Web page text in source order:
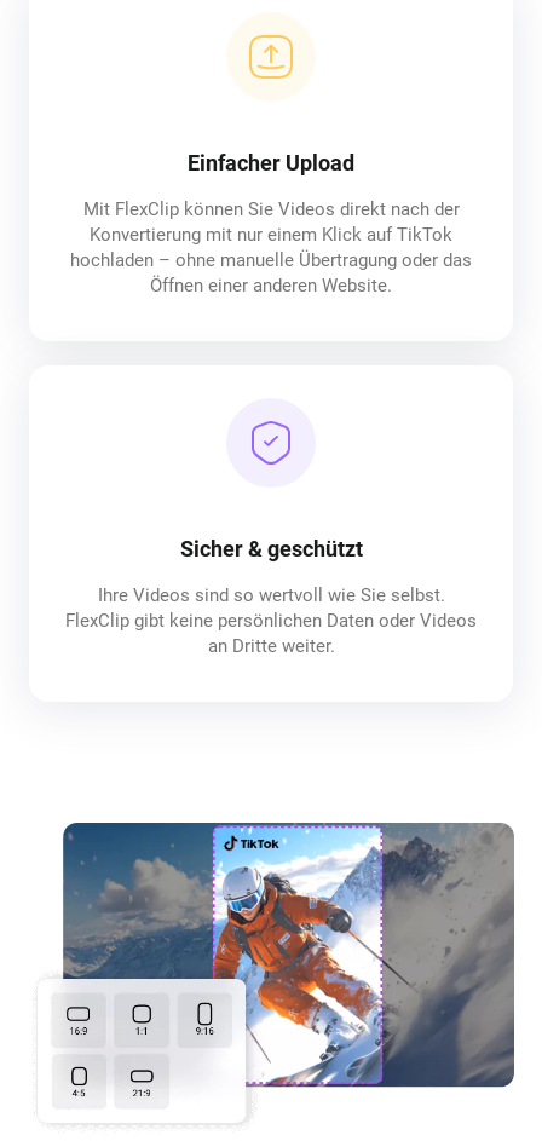
Einfacher Upload
Mit FlexClip können Sie Videos direkt nach der
Konvertierung mit nur einem Klick auf TikTok
hochladen – ohne manuelle Übertragung oder das
Öffnen einer anderen Website.
Sicher & geschützt
Ihre Videos sind so wertvoll wie Sie selbst.
FlexClip gibt keine persönlichen Daten oder Videos
an Dritte weiter.